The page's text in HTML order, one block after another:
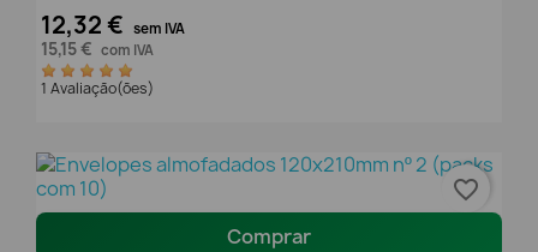
12,32 € sem IVA
15,15 € com IVA
1 Avaliação(ões)
Comprar
favorite_border